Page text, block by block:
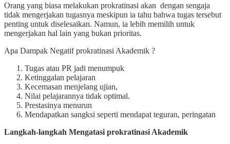
Orang yang biasa melakukan prokratinasi akan dengan sengaja
tidak mengerjakan tugasnya meskipun ia tahu bahwa tugas tersebut
penting untuk diselesaikan. Namun, ia lebih memilih untuk
mengerjakan hal lain yang bukan prioritas.
Apa Dampak Negatif prokratinasi Akademik ?
Tugas atau PR jadi menumpuk
Ketinggalan pelajaran
Kecemasan menjelang ujian,
Nilai pelajarannya tidak optimal.
Prestasinya menurun
Mendapatkan sangksi seperti mendapat teguran, peringatan
Langkah-langkah Mengatasi prokratinasi Akademik